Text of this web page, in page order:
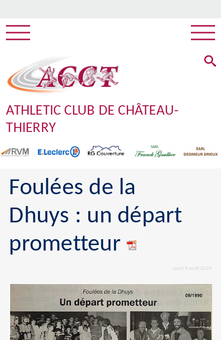
ATHLETIC CLUB DE CHÂTEAU-
THIERRY
Foulées de la
Dhuys : un départ
prometteur
Jeudi 8 août 2024